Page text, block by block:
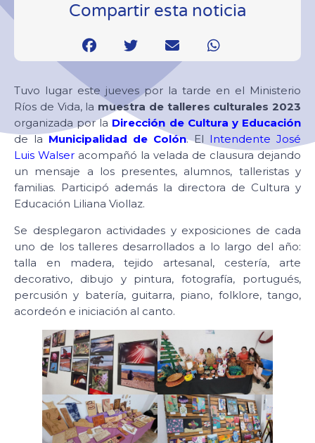
Compartir esta noticia
Tuvo lugar este jueves por la tarde en el Ministerio
Ríos de Vida, la muestra de talleres culturales 2023
organizada por la Dirección de Cultura y Educación
de la Municipalidad de Colón. El Intendente José
Luis Walser acompañó la velada de clausura dejando
un mensaje a los presentes, alumnos, talleristas y
familias. Participó además la directora de Cultura y
Educación Liliana Viollaz.
Se desplegaron actividades y exposiciones de cada
uno de los talleres desarrollados a lo largo del año:
talla en madera, tejido artesanal, cestería, arte
decorativo, dibujo y pintura, fotografía, portugués,
percusión y batería, guitarra, piano, folklore, tango,
acordeón e iniciación al canto.